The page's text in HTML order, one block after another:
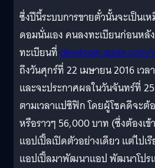
ซึ่งปีนี้ระบบการขายตั๋วนั้นจะเป็น
ดอมนั่นเอง คนลงทะเบียนก่อนหลั
ทะเบียนที่
ถึงวันศุกร์ที่ 22 เมษายน 2016 เว
และจะประกาศผลในวันจันทร์ที่ 25
ตามเวลาแปซิฟิก โดยผู้โชคดีจะต้
หรือราวๆ 56,000 บาท (ซึ่งต้องเ
แอปเปิ้ลเปิดตัวอย่างเดียว แต่ไปเ
แอปเปิ้ลมาพัฒนาแอป พัฒนาโปร